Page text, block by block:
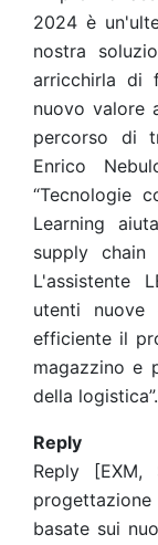
2024 è
nostra
arricchirla di
nuovo valore
percorso di
Enrico
“Tecnologie
Learning
supply
L'assistente
utenti nuove
efficiente il
magazzino e
della logistica”.
Reply
Reply [EXM,
basate sui